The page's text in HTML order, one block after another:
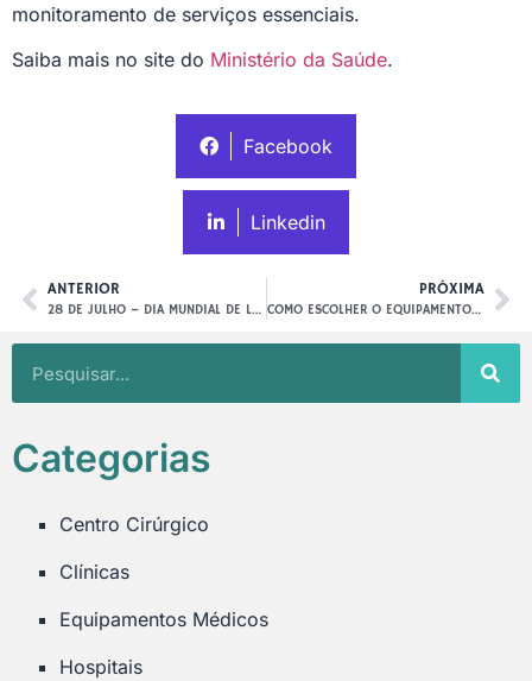
monitoramento de serviços essenciais.
Saiba mais no site do Ministério da Saúde.
Facebook
Linkedin
ANTERIOR
28 DE JULHO – DIA MUNDIAL DE LUTA CONTRA AS HEPATITES VIRAIS
PRÓXIMA
COMO ESCOLHER O EQUIPAMENTO IDEAL PARA SEU ESTABELECIMENTO DE SAÚDE
Categorias
Centro Cirúrgico
Clínicas
Equipamentos Médicos
Hospitais